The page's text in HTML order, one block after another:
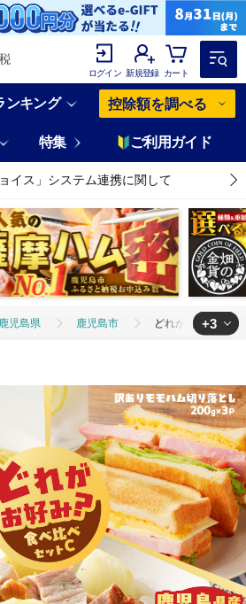
ログイン 新規登録 カート
ンキング 控除額を調べる
特集 ご利用ガイド
イス」システム連携に関して
鹿児島県 鹿児島市 どれがお好み？食
どれがお好み？食べ比べセットC（訳あ
ハム・ソーセージ どれがお好み？食
+3